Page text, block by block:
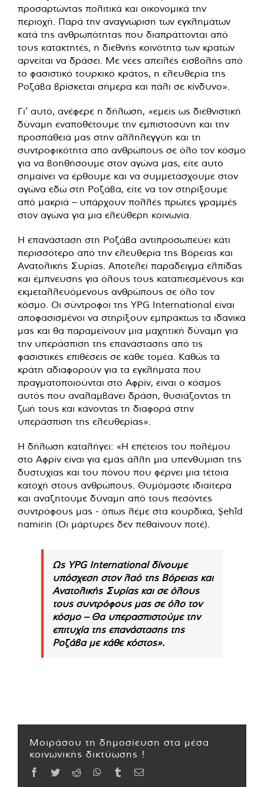
προσαρτώντας πολιτικά και οικονομικά την
περιοχή. Παρά την αναγνώριση των εγκλημάτων
κατά της ανθρωπότητας που διαπράττονται από
τους κατακτητές, η διεθνής κοινότητα των κρατών
αρνείται να δράσει. Με νέες απειλές εισβολής από
το φασιστικό τουρκικό κράτος, η ελευθερία της
Ροζάβα βρίσκεται σήμερα και πάλι σε κίνδυνο».
Γι' αυτό, ανέφερε η δήλωση, «εμείς ως διεθνιστική
δύναμη εναποθέτουμε την εμπιστοσύνη και την
προσπάθειά μας στην αλληλεγγύη και τη
συντροφικότητα από ανθρώπους σε όλο τον κόσμο
για να βοηθήσουμε στον αγώνα μας, είτε αυτό
σημαίνει να έρθουμε και να συμμετάσχουμε στον
αγώνα εδώ στη Ροζάβα, είτε να τον στηρίξουμε
από μακριά – υπάρχουν πολλές πρώτες γραμμές
στον αγώνα για μια ελεύθερη κοινωνία.
Η επανάσταση στη Ροζάβα αντιπροσωπεύει κάτι
περισσότερο από την ελευθερία της Βόρειας και
Ανατολικής Συρίας. Αποτελεί παράδειγμα ελπίδας
και έμπνευσης για όλους τους καταπιεσμένους και
εκμεταλλευόμενους ανθρώπους σε όλο τον
κόσμο. Οι σύντροφοι της YPG International είναι
αποφασισμένοι να στηρίξουν εμπράκτως τα ιδανικά
μας και θα παραμείνουν μια μαχητική δύναμη για
την υπεράσπιση της επανάστασης από τις
φασιστικές επιθέσεις σε κάθε τομέα. Καθώς τα
κράτη αδιαφορούν για τα εγκλήματα που
πραγματοποιούνται στο Αφρίν, είναι ο κόσμος
αυτός που αναλαμβάνει δράση, θυσιάζοντας τη
ζωή τους και κάνοντας τη διαφορά στην
υπεράσπιση της ελευθερίας».
Η δήλωση καταλήγει: «Η επέτειος του πολέμου
στο Αφρίν είναι για εμάς άλλη μια υπενθύμιση της
δυστυχίας και του πόνου που φέρνει μια τέτοια
κατοχή στους ανθρώπους. Θυμόμαστε ιδιαίτερα
και αναζητούμε δύναμη από τους πεσόντες
συντρόφους μας - όπως λέμε στα κουρδικά, Şehîd
namirin (Οι μάρτυρες δεν πεθαίνουν ποτέ).
Ως YPG International δίνουμε
υπόσχεση στον λαό της Βόρειας και
Ανατολικής Συρίας και σε όλους
τους συντρόφους μας σε όλο τον
κόσμο – Θα υπερασπιστούμε την
επιτυχία της επανάστασης της
Ροζάβα με κάθε κόστος».
Μοιράσου τη δημοσίευση στα μέσα
κοινωνικής δικτύωσης !
Facebook
TwitterReddit WhatsApp
TumblrEmail